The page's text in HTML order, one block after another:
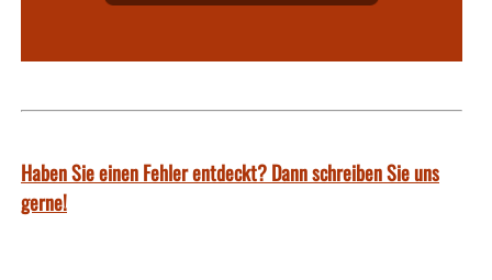
Haben Sie einen Fehler entdeckt? Dann schreiben Sie uns
gerne!